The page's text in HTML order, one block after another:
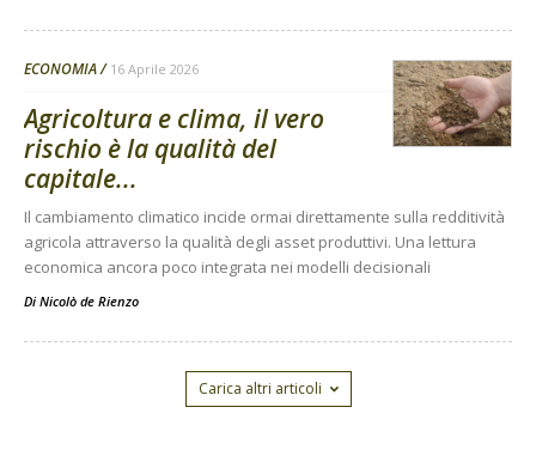
ECONOMIA 16 Aprile 2026
Agricoltura e clima, il vero
rischio è la qualità del
capitale...
Il cambiamento climatico incide ormai direttamente sulla redditività
agricola attraverso la qualità degli asset produttivi. Una lettura
economica ancora poco integrata nei modelli decisionali
Di Nicolò de Rienzo
Carica altri articoli